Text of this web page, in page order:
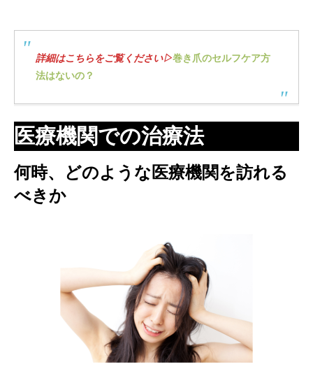
詳細はこちらをご覧ください▷巻き爪のセルフケア方
法はないの？
医療機関での治療法
何時、どのような医療機関を訪れる
べきか